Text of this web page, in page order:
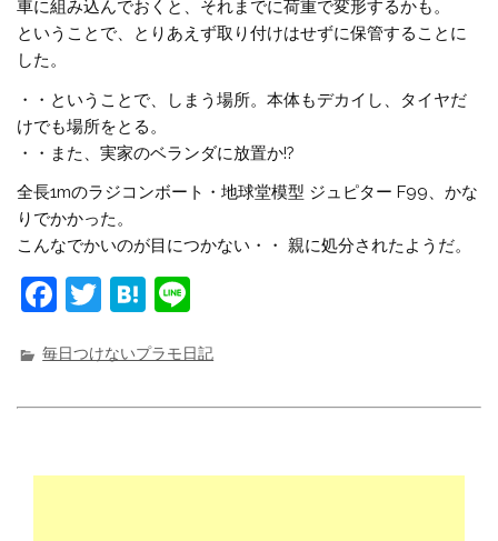
車に組み込んでおくと、それまでに荷重で変形するかも。
ということで、とりあえず取り付けはせずに保管することに
した。
・・ということで、しまう場所。本体もデカイし、タイヤだ
けでも場所をとる。
・・また、実家のベランダに放置か!?
全長1mのラジコンボート・地球堂模型 ジュピター F99、かな
りでかかった。
こんなでかいのが目につかない・・ 親に処分されたようだ。
F
c
e
o
T
it
t
r
H
e
n
e
毎日つけないプラモ日記